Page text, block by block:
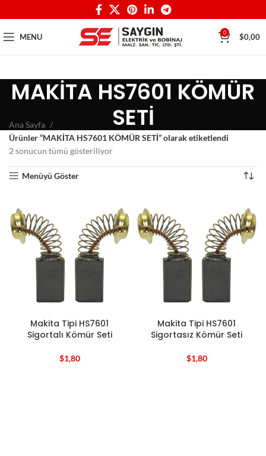
MENU 0 $0,00
MAKİTA HS7601 KÖMÜR
SETİ
Ana Sayfa
Ürünler “MAKİTA HS7601 KÖMÜR SETİ” olarak etiketlendi
2 sonucun tümü gösteriliyor
Menüyü Göster
Makita Tipi HS7601
Sigortalı Kömür Seti
$1,80
Makita Tipi HS7601
Sigortasız Kömür Seti
$1,80